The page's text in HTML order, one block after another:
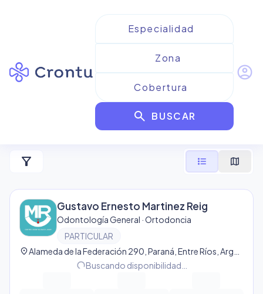
search BUSCAR
account_circle
Resultados para
Odontología General
filter_alt format_list_bulleted map
Gustavo Ernesto Martinez Reig
Odontología General · Ortodoncia
PARTICULAR
location_on
progress_activityBuscando disponibilidad…